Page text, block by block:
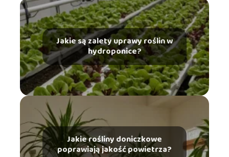
Jakie są zalety uprawy roślin w
hydroponice?
Jakie rośliny doniczkowe
poprawiają jakość powietrza?